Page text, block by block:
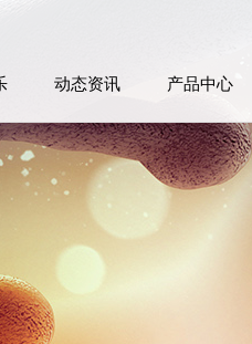
动态资讯 产品中心